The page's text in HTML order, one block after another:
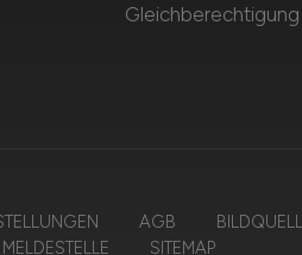
AGB
MELDESTELLE
SITEMAP